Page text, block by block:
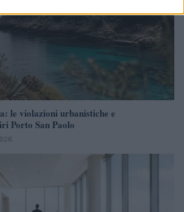
le violazioni urbanistiche e
Porto San Paolo